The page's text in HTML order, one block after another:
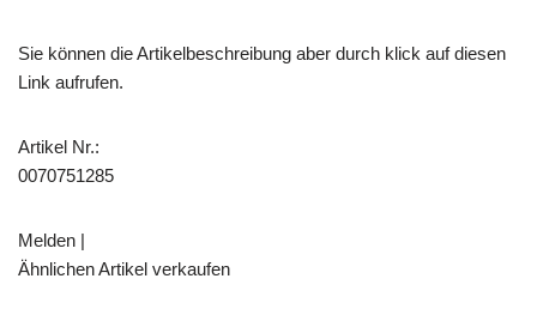
Sie können die Artikelbeschreibung aber durch klick auf diesen
Link aufrufen.
Artikel Nr.:
0070751285
Melden |
Ähnlichen Artikel verkaufen